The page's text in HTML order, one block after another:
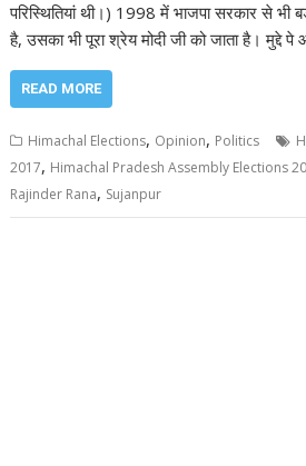
परिस्थितियां थी।) 1998 में भाजपा सरकार से भी
है, उसका भी पूरा श्रेय मोदी जी को जाता है। मुद्दे
READ MORE
Himachal Elections, Opinion, Politics
2017, Himachal Pradesh Assembly Elections
Rajinder Rana, Sujanpur